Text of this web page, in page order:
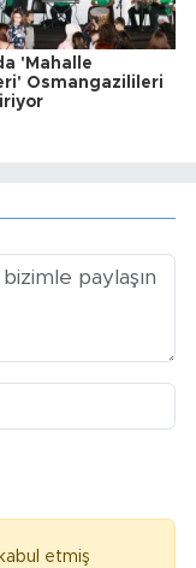
'Mahalle
Osmangazilileri
kabul etmiş